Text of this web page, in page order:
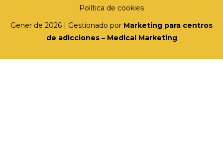
Política de cookies
Gener de 2026 | Gestionado por Marketing para centros
de adicciones – Medical Marketing